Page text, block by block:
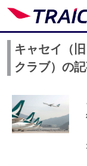
キャセイ（
クラブ）の